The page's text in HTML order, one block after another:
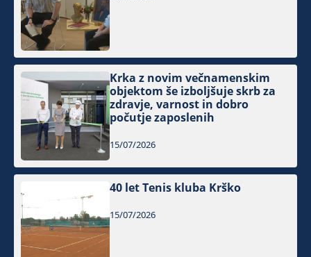
Krka z novim večnamenskim
objektom še izboljšuje skrb za
zdravje, varnost in dobro
počutje zaposlenih
15/07/2026
40 let Tenis kluba Krško
15/07/2026